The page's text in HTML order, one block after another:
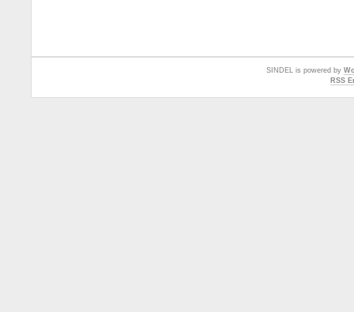
SINDEL is powered by
RSS